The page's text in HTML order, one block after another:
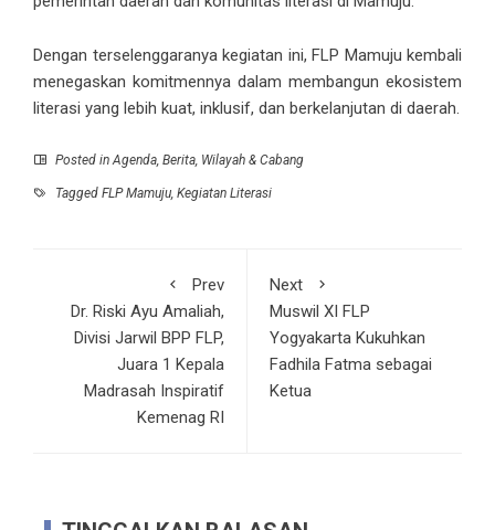
Dengan terselenggaranya kegiatan ini, FLP Mamuju kembali
menegaskan komitmennya dalam membangun ekosistem
literasi yang lebih kuat, inklusif, dan berkelanjutan di daerah.
Posted inAgenda, Berita, Wilayah & Cabang
Tagged FLP Mamuju, Kegiatan Literasi
Prev
Dr. Riski Ayu Amaliah,
Divisi Jarwil BPP FLP,
Juara 1 Kepala
Madrasah Inspiratif
Kemenag RI
Next
Muswil XI FLP
Yogyakarta Kukuhkan
Fadhila Fatma sebagai
Ketua